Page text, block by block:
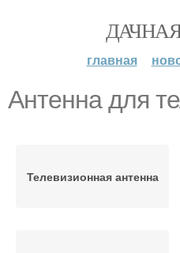
главная
Антенна для
Телевизионная антенна